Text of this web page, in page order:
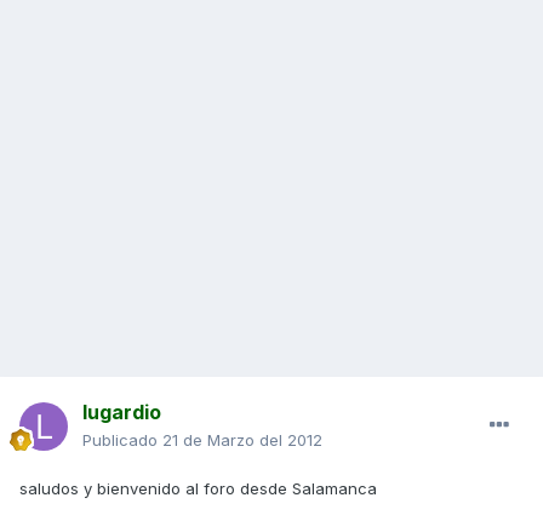
lugardio
Publicado 21 de Marzo del 2012
saludos y bienvenido al foro desde Salamanca